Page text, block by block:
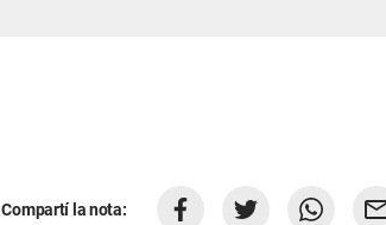
Compartí la nota: